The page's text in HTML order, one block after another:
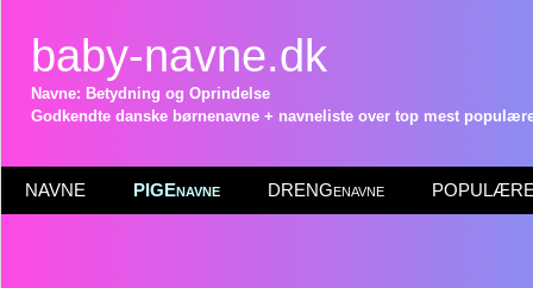
baby-navne.dk
Navne: Betydning og Oprindelse
Godkendte danske børnenavne + navneliste over top mest
NAVNE PIGEnavne DRENGenavne POPULÆRE